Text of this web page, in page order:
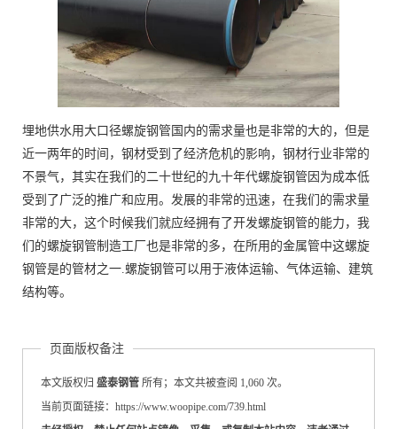
埋地供水用大口径螺旋钢管国内的需求量也是非常的大的，但是
近一两年的时间，钢材受到了经济危机的影响，钢材行业非常的
不景气，其实在我们的二十世纪的九十年代螺旋钢管因为成本低
受到了广泛的推广和应用。发展的非常的迅速，在我们的需求量
非常的大，这个时候我们就应经拥有了开发螺旋钢管的能力，我
们的螺旋钢管制造工厂也是非常的多，在所用的金属管中这螺旋
钢管是的管材之一.螺旋钢管可以用于液体运输、气体运输、建筑
结构等。
页面版权备注
本文版权归 盛泰钢管 所有；本文共被查阅 1,060 次。
当前页面链接：https://www.woopipe.com/739.html